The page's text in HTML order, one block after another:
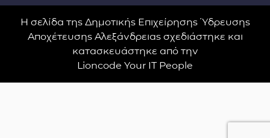
Η σελίδα της Δημοτικής Επιχείρησης Ύδρευσης
Αποχέτευσης Αλεξάνδρειας σχεδιάστηκε και
κατασκευάστηκε από την
Lioncode Your IT People